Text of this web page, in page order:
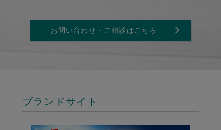
お問い合わせ・ご相談はこちら
ブランドサイト